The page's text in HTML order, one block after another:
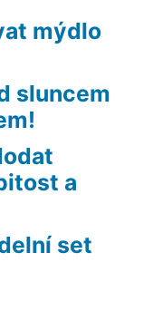
mýdlo
sluncem
a
set